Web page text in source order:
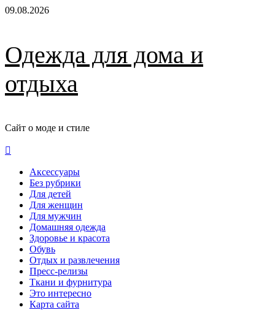
Перейти
09.08.2026
Одежда для дома и
отдыха
Сайт о моде и стиле
Аксессуары
Без рубрики
Для детей
Для женщин
Для мужчин
Домашняя одежда
Здоровье и красота
Обувь
Отдых и развлечения
Пресс-релизы
Ткани и фурнитура
Это интересно
Карта сайта